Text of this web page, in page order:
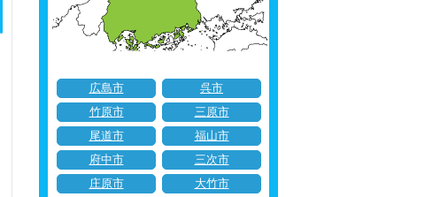
広島市
呉市
竹原市
三原市
尾道市
福山市
府中市
三次市
庄原市
大竹市